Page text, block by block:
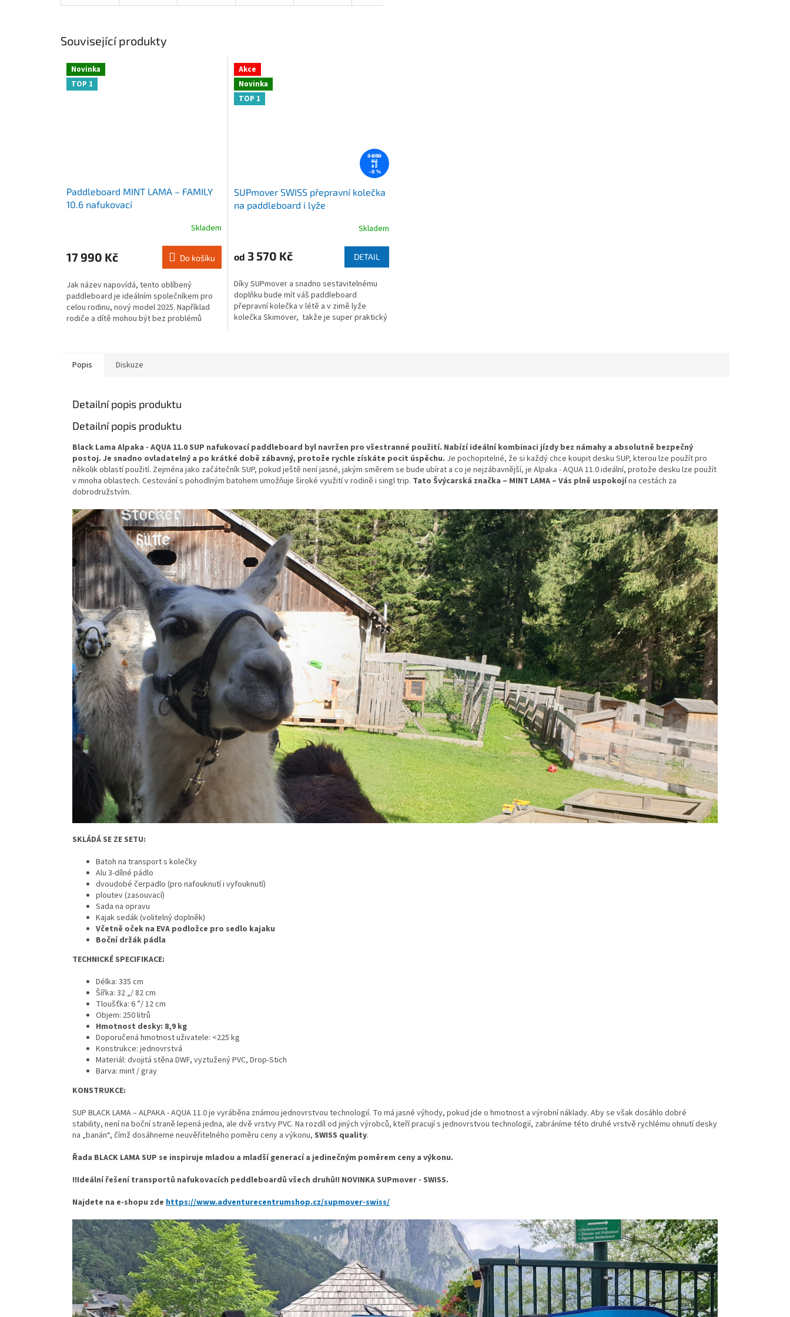
Související produkty
Novinka
TOP 1
Paddleboard MINT LAMA – FAMILY
10.6 nafukovací
produktu
je
z
5
hvězdiček.
Skladem
17 990 Kč Do košíku
Jak název napovídá, tento oblíbený
paddleboard je ideálním společníkem pro
celou rodinu, nový model 2025. Například
rodiče a dítě mohou být bez problémů
Akce
Novinka
TOP 1
3 890
Kč
až
–8 %
SUPmover SWISS přepravní kolečka
na paddleboard i lyže
produktu
je
z
5
hvězdiček.
Skladem
od 3 570 Kč DETAIL
Díky SUPmover a snadno sestavitelnému
doplňku bude mít váš paddleboard
přepravní kolečka v létě a v zimě lyže
kolečka Skimover, takže je super praktický
Popis Diskuze
Detailní popis produktu
Detailní popis produktu
Black Lama Alpaka - AQUA 11.0 SUP nafukovací paddleboard byl navržen pro všestranné použití. Nabízí ideální kombinaci jízdy bez námahy a absolutně bezpečný
postoj. Je snadno ovladatelný a po krátké době zábavný, protože rychle získáte pocit úspěchu. Je pochopitelné, že si každý chce koupit desku SUP, kterou lze použít pro
několik oblastí použití. Zejména jako začátečník SUP, pokud ještě není jasné, jakým směrem se bude ubírat a co je nejzábavnější, je Alpaka - AQUA 11.0 ideální, protože desku lze použít
v mnoha oblastech. Cestování s pohodlným batohem umožňuje široké využití v rodině i singl trip. Tato Švýcarská značka – MINT LAMA – Vás plně uspokojína cestách za
dobrodružstvím.
SKLÁDÁ SE ZE SETU:
Batoh na transport s kolečky
Alu 3-dílné pádlo
dvoudobé čerpadlo (pro nafouknutí i vyfouknutí)
ploutev (zasouvací)
Sada na opravu
Kajak sedák (volitelný doplněk)
Včetně oček na EVA podložce pro sedlo kajaku
Boční držák pádla
TECHNICKÉ SPECIFIKACE:
Délka: 335 cm
Šířka: 32 „/ 82 cm
Tloušťka: 6 ”/ 12 cm
Objem: 250 litrů
Hmotnost desky: 8,9 kg
Doporučená hmotnost uživatele: <225 kg
Konstrukce: jednovrstvá
Materiál: dvojitá stěna DWF, vyztužený PVC, Drop-Stich
Barva: mint / gray
KONSTRUKCE:
SUP BLACK LAMA – ALPAKA - AQUA 11.0 je vyráběna známou jednovrstvou technologií. To má jasné výhody, pokud jde o hmotnost a výrobní náklady. Aby se však dosáhlo dobré
stability, není na boční straně lepená jedna, ale dvě vrstvy PVC. Na rozdíl od jiných výrobců, kteří pracují s jednovrstvou technologií, zabráníme této druhé vrstvě rychlému ohnutí desky
na „banán“, čímž dosáhneme neuvěřitelného poměru ceny a výkonu, SWISS quality.
Řada BLACK LAMA SUP se inspiruje mladou a mladší generací a jedinečným poměrem ceny a výkonu.
!!Ideální řešení transportů nafukovacích peddleboardů všech druhů!! NOVINKA SUPmover - SWISS.
Najdete na e-shopu zde https://www.adventurecentrumshop.cz/supmover-swiss/